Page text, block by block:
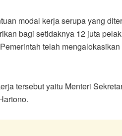
modal kerja serupa yang
bagi setidaknya 12 juta
telah
tersebut yaitu Menteri